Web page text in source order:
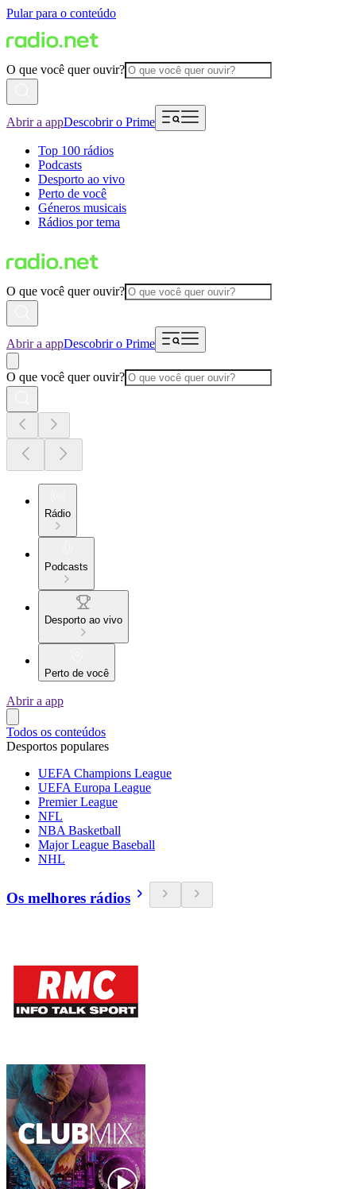
Pular para o conteúdo
O que você quer ouvir?
Abrir a appDescobrir o Prime
Top 100 rádios
Podcasts
Desporto ao vivo
Perto de você
Géneros musicais
Rádios por tema
O que você quer ouvir?
Abrir a appDescobrir o Prime
O que você quer ouvir?
Rádio
Podcasts
Desporto ao vivo
Perto de você
Abrir a app
Todos os conteúdos
Desportos populares
UEFA Champions League
UEFA Europa League
Premier League
NFL
NBA Basketball
Major League Baseball
NHL
Os melhores rádios